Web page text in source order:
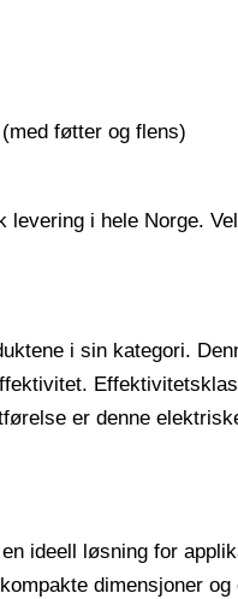
føtter og flens)
levering i hele Norge.
i sin kategori.
er denne
ideell løsning for
dimensjoner